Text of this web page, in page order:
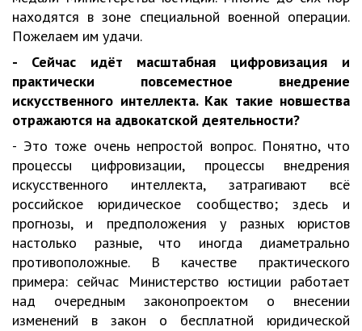
находятся в зоне специальной военной операции.
Пожелаем им удачи.
- Сейчас идёт масштабная цифровизация и
практически повсеместное внедрение
искусственного интеллекта. Как такие новшества
отражаются на адвокатской деятельности?
- Это тоже очень непростой вопрос. Понятно, что
процессы цифровизации, процессы внедрения
искусственного интеллекта, затрагивают всё
российское юридическое сообщество; здесь и
прогнозы, и предположения у разных юристов
настолько разные, что иногда диаметрально
противоположные. В качестве практического
примера: сейчас Министерство юстиции работает
над очередным законопроектом о внесении
изменений в закон о бесплатной юридической